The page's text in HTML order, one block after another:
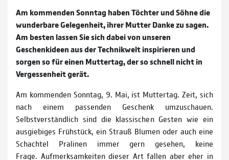
Am kommenden Sonntag haben Töchter und Söhne die
wunderbare Gelegenheit, ihrer Mutter Danke zu sagen.
Am besten lassen Sie sich dabei von unseren
Geschenkideen aus der Technikwelt inspirieren und
sorgen so für einen Muttertag, der so schnell nicht in
Vergessenheit gerät.
Am kommenden Sonntag, 9. Mai, ist Muttertag. Zeit, sich
nach einem passenden Geschenk umzuschauen.
Selbstverständlich sind die klassischen Gesten wie ein
ausgiebiges Frühstück, ein Strauß Blumen oder auch eine
Schachtel Pralinen immer gern gesehen, keine
Frage. Aufmerksamkeiten dieser Art fallen aber eher in